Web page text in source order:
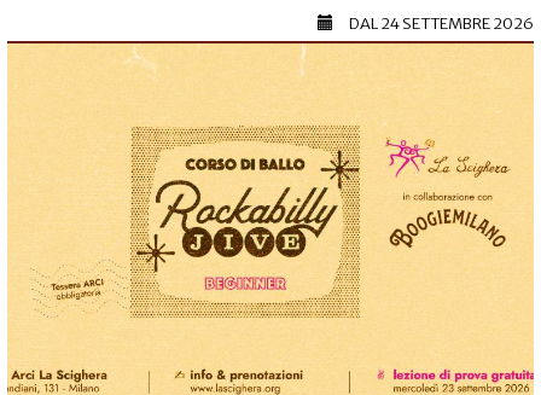
DAL24 SETTEMBRE 2026